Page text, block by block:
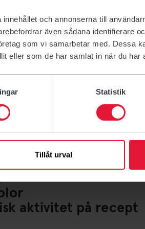
och annonserna till
även sådana identifierare
som vi samarbetar med. Dessa
eller som de har samlat in när du har
Statistik
Tillåt urval
Idrottsföreningar
aktivitet på recept